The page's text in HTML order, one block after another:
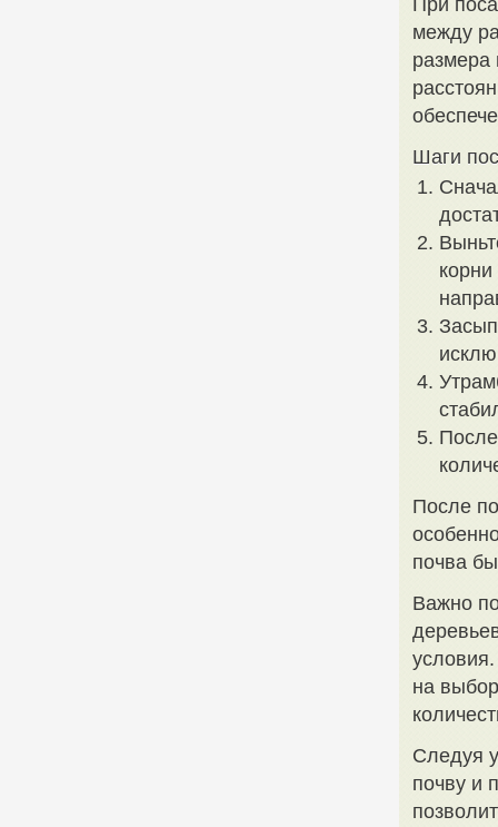
При
между
размера
Шаги
После
почва
Важно
на
Следуя
почву и